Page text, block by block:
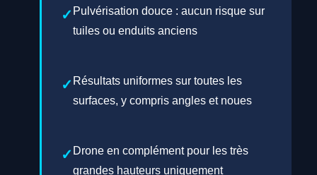
Pulvérisation douce : aucun risque sur
tuiles ou enduits anciens
Résultats uniformes sur toutes les
surfaces, y compris angles et noues
Drone en complément pour les très
grandes hauteurs uniquement